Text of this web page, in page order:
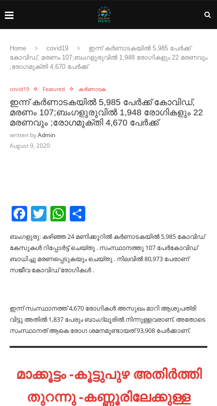
Home covid19
ഇന്ന് കർണാടകയിൽ 5,985 പേർക്ക്
കോവിഡ്, മരണം 107;ബംഗളുരുവിൽ 1,948 രോഗികളും 22 മരണവും
;രോഗമുക്തി 4,670 പേർക്ക്
covid19 Featured കർണാടക
ഇന്ന് കർണാടകയിൽ 5,985 പേർക്ക് കോവിഡ്,
മരണം 107;ബംഗളുരുവിൽ 1,948 രോഗികളും 22
മരണവും ;രോഗമുക്തി 4,670 പേർക്ക്
written byAdmin
August 9, 2020
Facebook
TwitterWhatsApp
ബംഗളുരു: കഴിഞ്ഞ 24 മണിക്കൂറിൽ കർണാടകയിൽ 5,985 കോവിഡ്
കേസുകൾ റിപ്പോർട്ട് ചെയ്തു . സംസ്ഥാനത്തു 107 പേർകോവിഡ്
ബാധിച്ചു മരണപ്പെടുകയും ചെയ്തു . നിലവിൽ 80,973 പേരാണ്
സജീവ കോവിഡ് രോഗികൾ .
ഇന്ന് സംസ്ഥാനത്ത് 4,670 രോഗികൾ അസുഖം മാറി ആശുപത്രി
വിട്ടു അതിൽ 1,837 പേരും ബാംഗ്ലൂരിൽ നിന്നുള്ളവരാണ്, അതോടെ
സംസ്ഥാനത് ആകെ രോഗ ശമനമുണ്ടായത് 93,908 പേർക്കാണ്.
മാക്കൂട്ടം -കൂട്ടുപുഴ അതിർത്തി
തുറന്നു -കണ്ണൂരിലേക്കുള്ള